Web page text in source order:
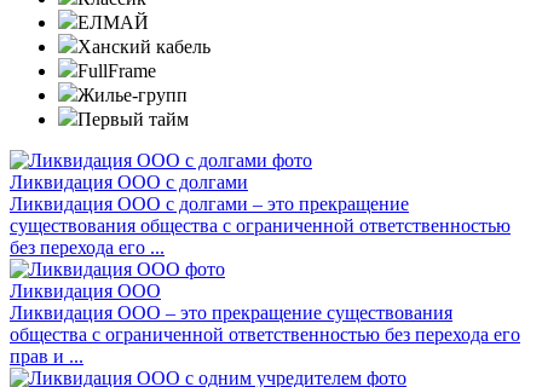
ЕЛМАЙ
Ханский кабель
FullFrame
Жилье-групп
Первый тайм
Ликвидация ООО с долгами
Ликвидация ООО с долгами – это прекращение
существования общества с ограниченной ответственностью
без перехода его ...
Ликвидация ООО
Ликвидация ООО – это прекращение существования
общества с ограниченной ответственностью без перехода его
прав и ...